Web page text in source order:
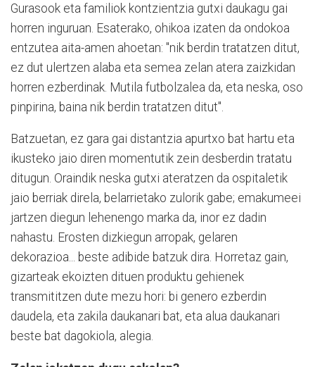
Gurasook eta familiok kontzientzia gutxi daukagu gai
horren inguruan. Esaterako, ohikoa izaten da ondokoa
entzutea aita-amen ahoetan: "nik berdin tratatzen ditut,
ez dut ulertzen alaba eta semea zelan atera zaizkidan
horren ezberdinak. Mutila futbolzalea da, eta neska, oso
pinpirina, baina nik berdin tratatzen ditut".
Batzuetan, ez gara gai distantzia apurtxo bat hartu eta
ikusteko jaio diren momentutik zein desberdin tratatu
ditugun. Oraindik neska gutxi ateratzen da ospitaletik
jaio berriak direla, belarrietako zulorik gabe; emakumeei
jartzen diegun lehenengo marka da, inor ez dadin
nahastu. Erosten dizkiegun arropak, gelaren
dekorazioa... beste adibide batzuk dira. Horretaz gain,
gizarteak ekoizten dituen produktu gehienek
transmititzen dute mezu hori: bi genero ezberdin
daudela, eta zakila daukanari bat, eta alua daukanari
beste bat dagokiola, alegia.